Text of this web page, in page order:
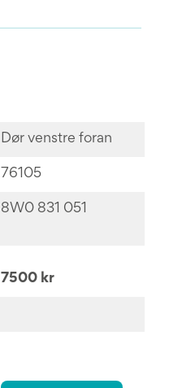
Dør venstre foran
76105
8W0 831 051
7500 kr